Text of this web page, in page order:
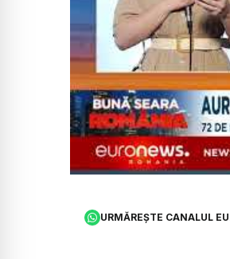
URMĂREȘTE CANALUL